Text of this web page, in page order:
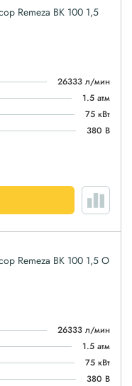
Remeza ВК 100 1,5
26333 л/мин
1.5 атм
75 кВт
380 В
Remeza ВК 100 1,5 О
26333 л/мин
1.5 атм
75 кВт
380 В